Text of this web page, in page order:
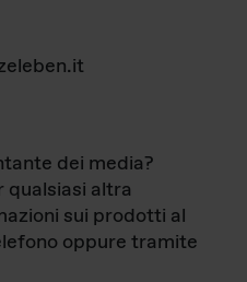
dei media?
altra
sui prodotti al
oppure tramite